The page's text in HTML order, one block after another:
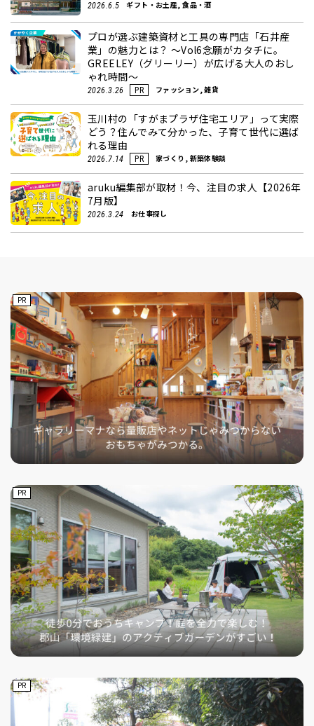
2026.6.5 ギフト・お土産, 食品・酒
プロが選ぶ建築資材と工具の専門店「石井産
業」の魅力とは？ ～Vol6念願がカタチに。
GREELEY（グリーリー）が広げる大人のおし
ゃれ時間～
2026.3.26 PR ファッション, 雑貨
玉川村の「すがまプラザ住宅エリア」って実際
どう？住んでみて分かった、子育て世代に選ば
れる理由
2026.7.14 PR 家づくり, 新築体験談
aruku編集部が取材！今、注目の求人【2026年
7月版】
2026.3.24 お仕事探し
PR
PR
PR